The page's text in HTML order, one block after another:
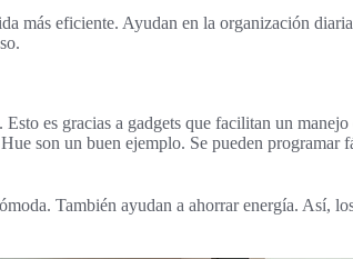
más eficiente. Ayudan en la organización
Esto es gracias a gadgets que facilitan un
son un buen ejemplo. Se pueden programar
También ayudan a ahorrar energía. Así,